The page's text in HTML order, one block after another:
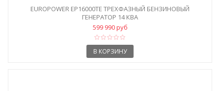
EUROPOWER EP16000TE ТРЕХФАЗНЫЙ БЕНЗИНОВЫЙ
ГЕНЕРАТОР 14 КВА
599 990 руб
В КОРЗИНУ